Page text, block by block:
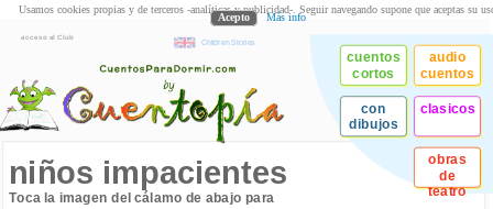
acceso al Club
Children Stories
cuentos
cortos
audio
cuentos
con
dibujos
clasicos
obras
de
teatro
niños impacientes
Toca la imagen del cálamo de abajo para
Usamos cookies propias y de terceros -analíticas y publicidad-. Seguir navegando supone que aceptas su
Acepto Más info